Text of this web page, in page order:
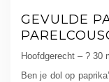
GEVULDE
Hoofdgerecht – ? 30
Ben je dol op